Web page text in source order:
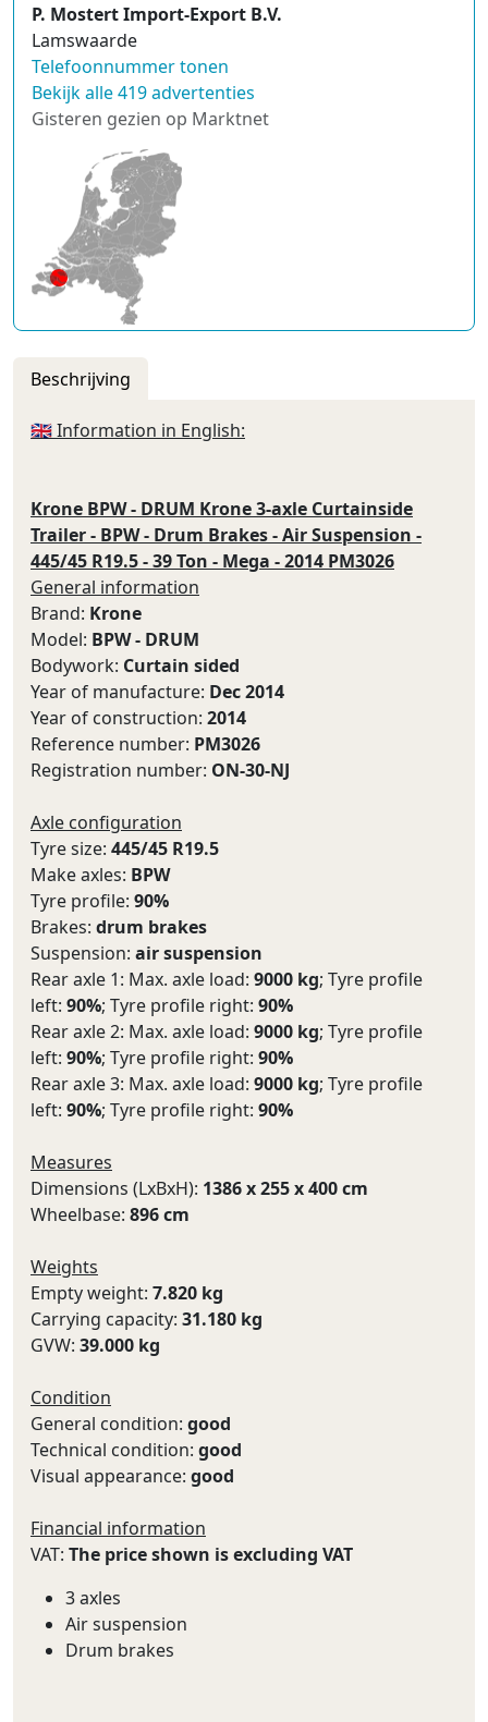
P. Mostert Import-Export B.V.
Lamswaarde
Telefoonnummer tonen
Bekijk alle 419 advertenties
Gisteren gezien op Marktnet
Beschrijving
🇬🇧 Information in English:
Krone BPW - DRUM Krone 3-axle Curtainside
Trailer - BPW - Drum Brakes - Air Suspension -
445/45 R19.5 - 39 Ton - Mega - 2014 PM3026
General information
Brand: Krone
Model: BPW - DRUM
Bodywork: Curtain sided
Year of manufacture: Dec 2014
Year of construction: 2014
Reference number: PM3026
Registration number: ON-30-NJ
Axle configuration
Tyre size: 445/45 R19.5
Make axles: BPW
Tyre profile: 90%
Brakes: drum brakes
Suspension: air suspension
Rear axle 1: Max. axle load: 9000 kg; Tyre profile
left: 90%; Tyre profile right: 90%
Rear axle 2: Max. axle load: 9000 kg; Tyre profile
left: 90%; Tyre profile right: 90%
Rear axle 3: Max. axle load: 9000 kg; Tyre profile
left: 90%; Tyre profile right: 90%
Measures
Dimensions (LxBxH): 1386 x 255 x 400 cm
Wheelbase: 896 cm
Weights
Empty weight: 7.820 kg
Carrying capacity: 31.180 kg
GVW: 39.000 kg
Condition
General condition: good
Technical condition: good
Visual appearance: good
Financial information
VAT: The price shown is excluding VAT
3 axles
Air suspension
Drum brakes